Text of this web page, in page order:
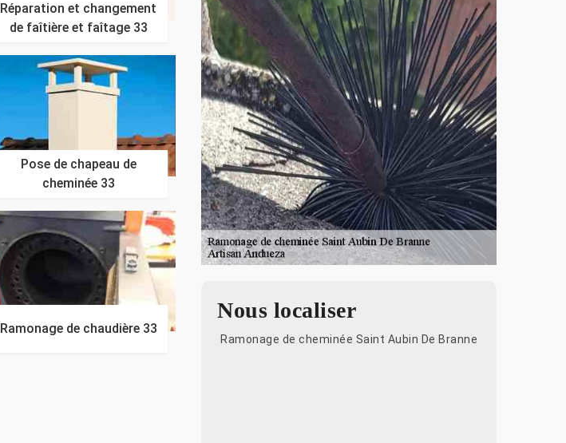
Réparation et changement
de faîtière et faîtage 33
Pose de chapeau de
cheminée 33
Ramonage de chaudière 33
Nous localiser
Ramonage de cheminée Saint Aubin De Branne